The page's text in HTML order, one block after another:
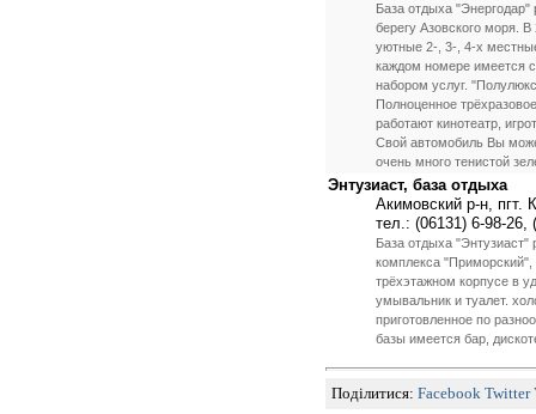
База отдыха
берегу Азовского моря.
уютные 2-, 3-, 4-х
каждом номере имеется
набором услуг.
Полноценное
работают кинотеатр,
Свой автомобиль Вы
очень много тенистой
Энтузиаст, база отдыха
Акимовский р-н, пгт.
тел.: (06131) 6-98-26,
База отдыха "Энтузиаст"
комплекса
трёхэтажном корпусе в
умывальник и туалет.
приготовленное по
базы имеется бар,
Поділитися: Facebook Twitter